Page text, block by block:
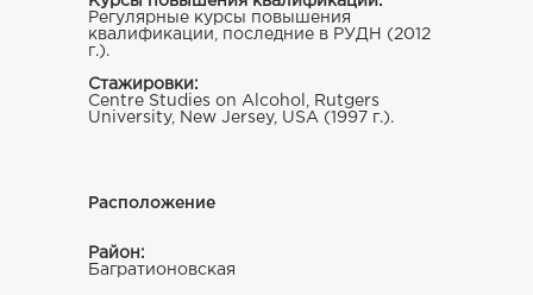
Регулярные курсы повышения
квалификации, последние в РУДН (2012
г.).
Стажировки:
Centre Studies on Alcohol, Rutgers
University, New Jersey, USA (1997 г.).
Расположение
Район:
Багратионовская